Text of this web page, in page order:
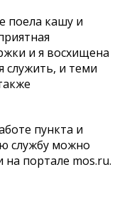
поела кашу и
и я восхищена
и теми
пункта и
службу можно
на портале mos.ru.